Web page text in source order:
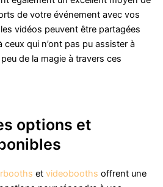
de votre événement avec vos
vidéos peuvent être partagées
qui n’ont pas pu assister à
de la magie à travers ces
options et
et videobooths offrent une